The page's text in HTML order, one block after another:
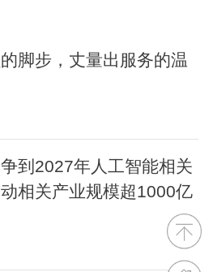
脚步，丈量出服务的温
到2027年人工智能相关
相关产业规模超1000亿